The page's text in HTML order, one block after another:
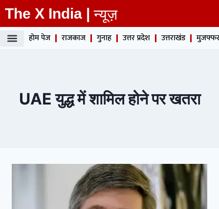
The X India | न्यूज़
होम पेज राजकाज गुनाह उत्तर प्रदेश उत्तराखंड
UAE युद्ध में शामिल होने पर खतरा